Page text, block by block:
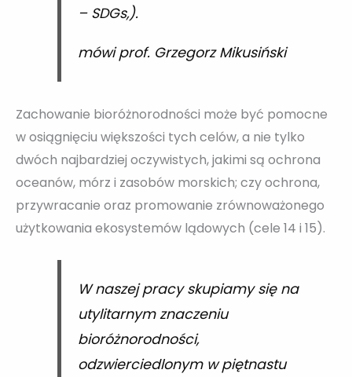
– SDGs,).
mówi prof. Grzegorz Mikusiński
Zachowanie bioróżnorodności może być pomocne
w osiągnięciu większości tych celów, a nie tylko
dwóch najbardziej oczywistych, jakimi są ochrona
oceanów, mórz i zasobów morskich; czy ochrona,
przywracanie oraz promowanie zrównoważonego
użytkowania ekosystemów lądowych (cele 14 i 15).
W naszej pracy skupiamy się na
utylitarnym znaczeniu
bioróżnorodności,
odzwierciedlonym w piętnastu